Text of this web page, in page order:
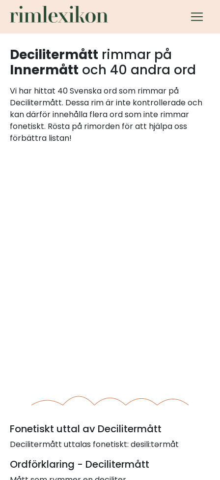
Decilitermått rimmar på
Innermått och 40 andra ord
Vi har hittat 40 Svenska ord som rimmar på
Decilitermått. Dessa rim är inte kontrollerade och
kan därför innehålla flera ord som inte rimmar
fonetiskt. Rösta på rimorden för att hjälpa oss
förbättra listan!
Fonetiskt uttal av Decilitermått
Decilitermått uttalas fonetiskt: desili:tərmåt
Ordförklaring - Decilitermått